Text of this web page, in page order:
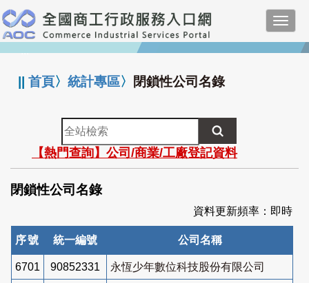
跳
到
主
要
:::
||首頁〉統計專區〉 閉鎖性公司名錄
全
站
檢
索
【熱門查詢】公司/商業/工廠登記資料
閉鎖性公司名錄
資料更新頻率：即時
序號 統一編號 公司名稱
6701 90852331 永恆少年數位科技股份有限公司